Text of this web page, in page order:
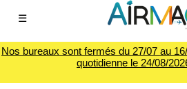
☰
Nos bureaux sont fermés du 27/07 au
quotidienne le 24/08/